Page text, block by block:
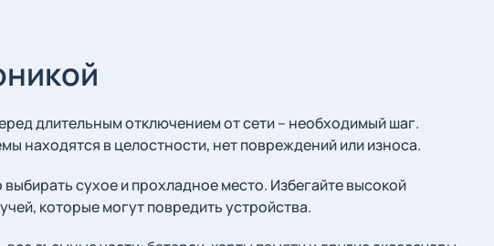
длительным отключением от сети – необходимый шаг.
находятся в целостности, нет повреждений или износа.
сухое и прохладное место. Избегайте высокой
которые могут повредить устройства.